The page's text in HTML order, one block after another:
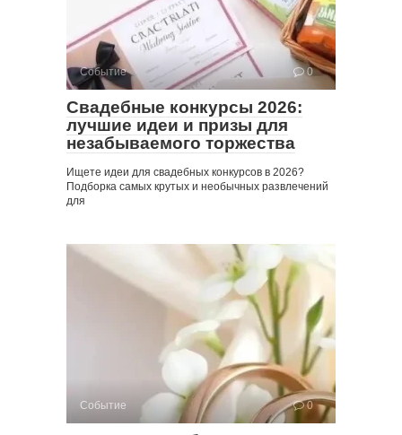
Событие 0
Свадебные конкурсы 2026:
лучшие идеи и призы для
незабываемого торжества
Ищете идеи для свадебных конкурсов в 2026?
Подборка самых крутых и необычных развлечений
для
Событие 0